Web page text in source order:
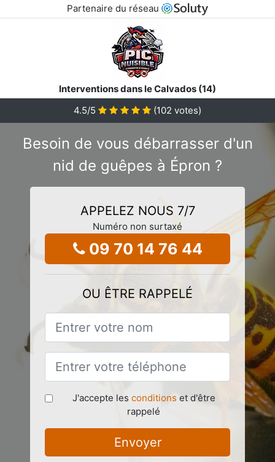
Partenaire du réseau
Interventions dans le Calvados (14)
4.5/5 (102 votes)
Besoin de vous débarrasser d'un
nid de guêpes à Épron ?
APPELEZ NOUS 7/7
Numéro non surtaxé
09 70 14 76 44
OU ÊTRE RAPPELÉ
J'accepte les conditions et d'être
rappelé
Envoyer